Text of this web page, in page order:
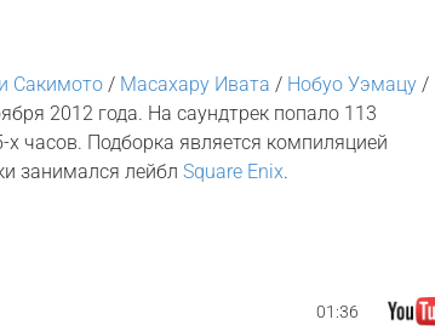
Сакимото / Масахару Ивата / Нобуо Уэмацу /
2012 года. На саундтрек попало 113
часов. Подборка является компиляцией
занимался лейблSquare Enix.
01:36